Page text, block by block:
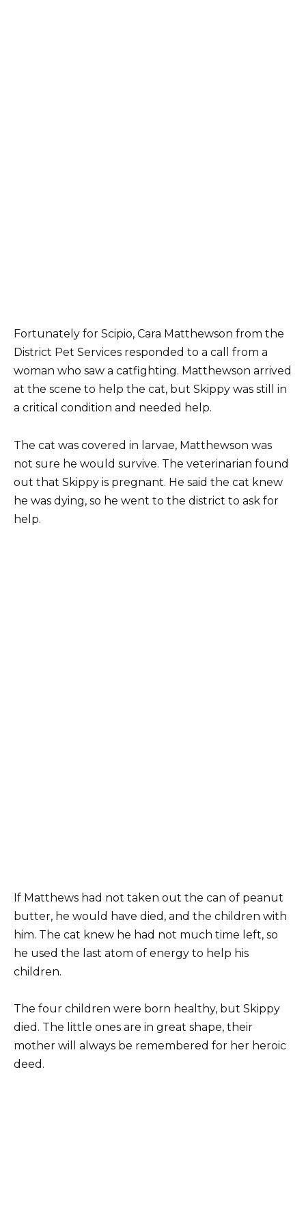
Fortunately for Scipio, Cara Matthewson from the
District Pet Services responded to a call from a
woman who saw a catfighting. Matthewson arrived
at the scene to help the cat, but Skippy was still in
a critical condition and needed help.
The cat was covered in larvae, Matthewson was
not sure he would survive. The veterinarian found
out that Skippy is pregnant. He said the cat knew
he was dying, so he went to the district to ask for
help.
If Matthews had not taken out the can of peanut
butter, he would have died, and the children with
him. The cat knew he had not much time left, so
he used the last atom of energy to help his
children.
The four children were born healthy, but Skippy
died. The little ones are in great shape, their
mother will always be remembered for her heroic
deed.